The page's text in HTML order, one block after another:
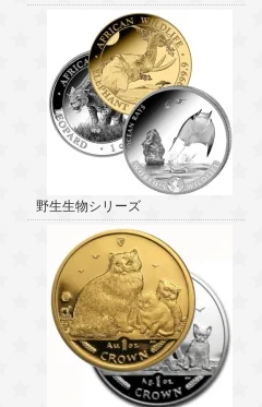
野生生物シリーズ